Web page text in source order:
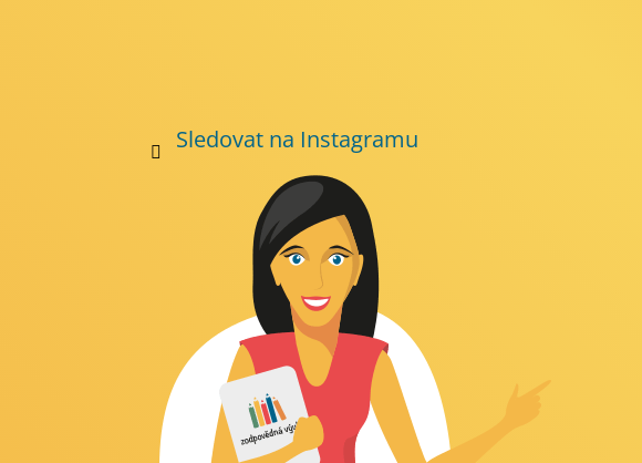
Sledovat na Instagramu